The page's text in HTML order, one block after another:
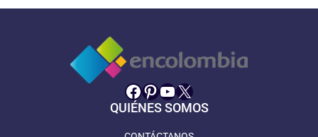
Facebook
Pinterest
YouTube
X
QUIÉNES SOMOS